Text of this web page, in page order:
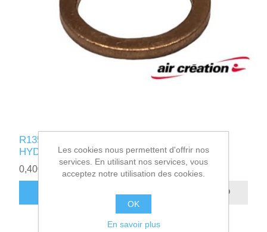
R135320 - RONDELLE RACCORD
HYDRAULIQUE
0,40€ HT
AJOUTER AU PANIER
Les cookies nous permettent d'offrir nos
services. En utilisant nos services, vous
acceptez notre utilisation des cookies.
OK
En savoir plus